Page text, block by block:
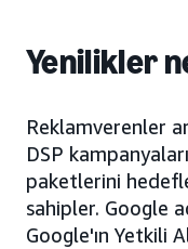
Yenilikler
Reklamverenler
DSP
paketlerini
sahipler. Google
Google'ın Yetkili